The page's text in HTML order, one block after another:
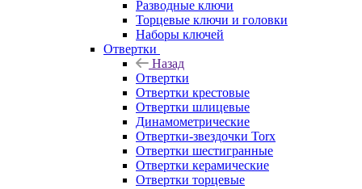
Разводные ключи
Торцевые ключи и головки
Наборы ключей
Отвертки
Назад
Отвертки
Отвертки крестовые
Отвертки шлицевые
Динамометрические
Отвертки-звездочки Torx
Отвертки шестигранные
Отвертки керамические
Отвертки торцевые